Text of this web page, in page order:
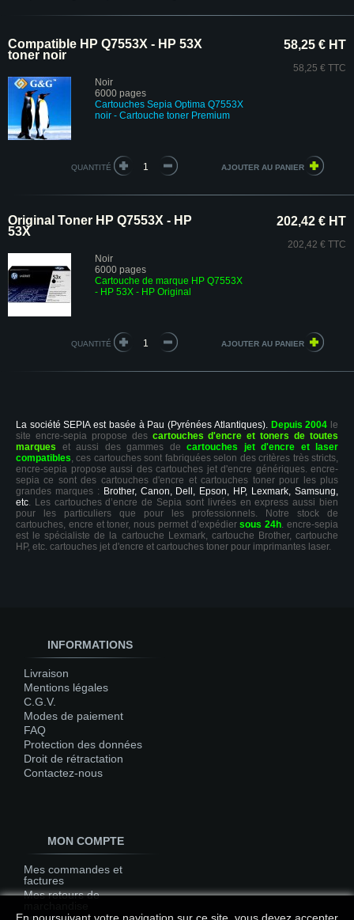
Compatible HP Q7553X - HP 53X
toner noir
Noir
6000 pages
Cartouches Sepia Optima Q7553X
noir - Cartouche toner Premium
58,25 € HT
58,25 € TTC
QUANTITÉ
Original Toner HP Q7553X - HP
53X
Noir
6000 pages
Cartouche de marque HP Q7553X
- HP 53X - HP Original
202,42 € HT
202,42 € TTC
QUANTITÉ
La société SEPIA est basée à Pau (Pyrénées Atlantiques). Depuis 2004 le
site encre-sepia propose des cartouches d'encre et toners de toutes
marques et aussi des gammes de cartouches jet d'encre et laser
compatibles, ces cartouches sont fabriquées selon des critères très stricts,
encre-sepia propose aussi des cartouches jet d'encre génériques. encre-
sepia ce sont des cartouches d'encre et cartouches toner pour les plus
grandes marques : Brother, Canon, Dell, Epson, HP, Lexmark, Samsung,
etc. Les cartouches d’encre de Sepia sont livrées en express aussi bien
pour les particuliers que pour les professionnels. Notre stock de
cartouches, encre et toner, nous permet d’expédiersous 24h. encre-sepia
est le spécialiste de la cartouche Lexmark, cartouche Brother, cartouche
HP, etc. cartouches jet d'encre et cartouches toner pour imprimantes laser.
INFORMATIONS
Livraison
Mentions légales
C.G.V.
Modes de paiement
FAQ
Protection des données
Droit de rétractation
Contactez-nous
MON COMPTE
Mes commandes et
factures
Mes retours de